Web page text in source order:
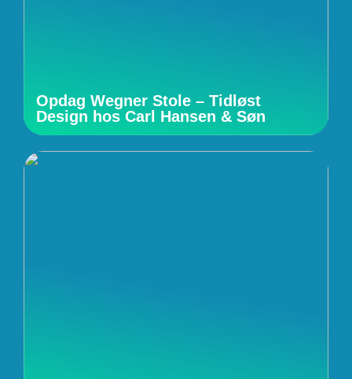
Opdag Wegner Stole – Tidløst
Design hos Carl Hansen & Søn